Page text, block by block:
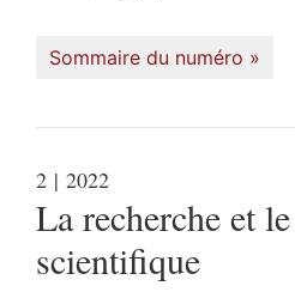
Sommaire du numéro
2 | 2022
La recherche et
scientifique